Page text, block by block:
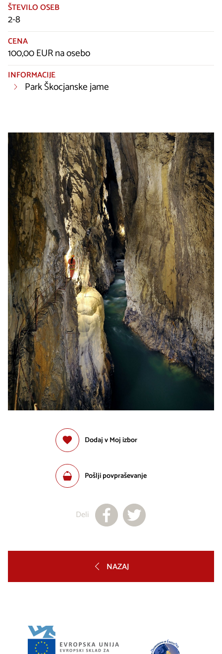
ŠTEVILO OSEB
2-8
CENA
100,00 EUR na osebo
INFORMACIJE
Park Škocjanske jame
Dodaj v Moj izbor
Pošlji povpraševanje
Deli
NAZAJ